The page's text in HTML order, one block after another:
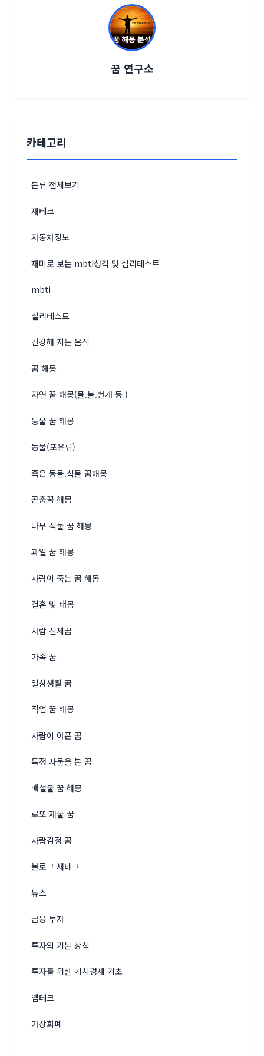
꿈 연구소
카테고리
분류 전체보기
재테크
자동차정보
재미로 보는 mbti성격 및 심리테스트
mbti
실리테스트
건강해 지는 음식
꿈 해몽
자연 꿈 해몽(물.불.번개 등 )
동물 꿈 해몽
동물(포유류)
죽은 동물.식물 꿈해몽
곤충꿈 해몽
나무 식물 꿈 해몽
과일 꿈 해몽
사람이 죽는 꿈 해몽
결혼 및 태몽
사람 신체꿈
가족 꿈
일상생활 꿈
직업 꿈 해몽
사람이 아픈 꿈
특정 사물을 본 꿈
배설물 꿈 해몽
로또 재물 꿈
사람감정 꿈
블로그 재테크
뉴스
금융 투자
투자의 기본 상식
투자를 위한 거시경제 기초
앱테크
가상화폐